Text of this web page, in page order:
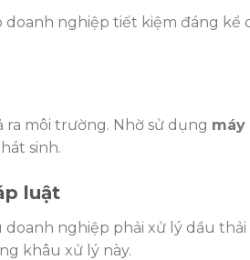
nghiệp tiết kiệm đáng kể
môi trường. Nhờ sử dụng máy
sinh.
luật
doanh nghiệp phải xử lý dầu
khâu xử lý này.